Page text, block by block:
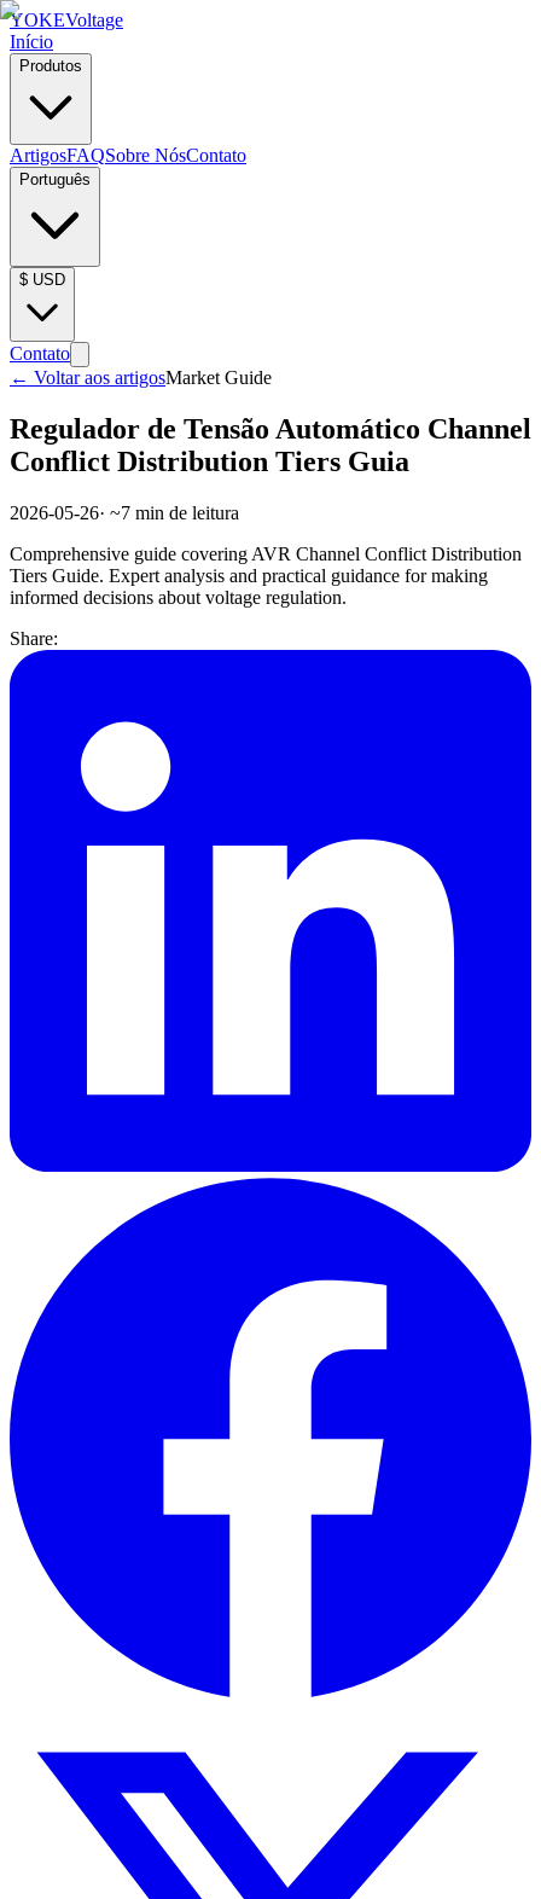
YOKEVoltage
Início
Produtos
ArtigosFAQSobre NósContato
Português
$ USD
Contato
← Voltar aos artigosMarket Guide
Regulador de Tensão Automático Channel
Conflict Distribution Tiers Guia
2026-05-26· ~7 min de leitura
Comprehensive guide covering AVR Channel Conflict Distribution
Tiers Guide. Expert analysis and practical guidance for making
informed decisions about voltage regulation.
Share: